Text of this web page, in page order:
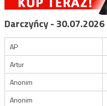
Darczyńcy - 30.07.2026
AP
Artur
Anonim
Anonim